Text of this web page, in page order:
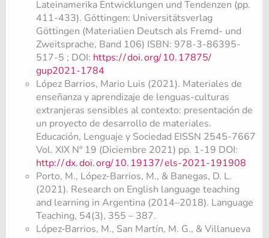
Lateinamerika Entwicklungen und Tendenzen (pp.
411-433). Göttingen: Universitätsverlag
Göttingen (Materialien Deutsch als Fremd- und
Zweitsprache, Band 106) ISBN: 978-3-86395-
517-5 ; DOI: https://doi.org/10. 17875/
gup2021-1784
López Barrios, Mario Luis (2021). Materiales de
enseñanza y aprendizaje de lenguas-culturas
extranjeras sensibles al contexto: presentación de
un proyecto de desarrollo de materiales.
Educación, Lenguaje y Sociedad EISSN 2545-7667
Vol. XIX Nº 19 (Diciembre 2021) pp. 1-19 DOI:
http://dx.doi.org/10. 19137/els-2021-191908
Porto, M., López-Barrios, M., & Banegas, D. L.
(2021). Research on English language teaching
and learning in Argentina (2014–2018). Language
Teaching, 54(3), 355 – 387.
López‐Barrios, M., San Martín, M. G., & Villanueva